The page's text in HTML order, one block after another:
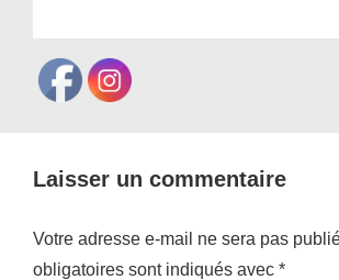
Laisser un commentaire
Votre adresse e-mail ne sera pas
obligatoires sont indiqués avec *